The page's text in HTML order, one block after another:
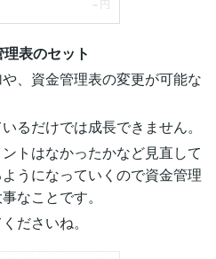
表のセット
、資金管理表の変更が可能な
るだけでは成長できません。
トはなかったかなど見直して
うになっていくので資金管理
なことです。
ださいね。